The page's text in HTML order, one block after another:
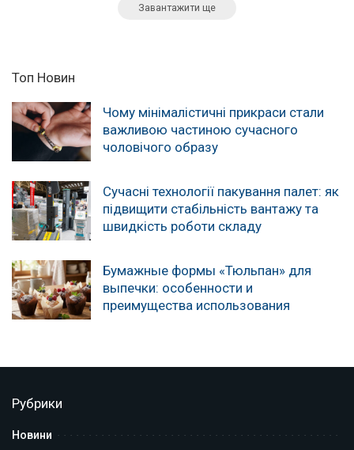
Завантажити ще
Топ Новин
Чому мінімалістичні прикраси стали
важливою частиною сучасного
чоловічого образу
Сучасні технології пакування палет: як
підвищити стабільність вантажу та
швидкість роботи складу
Бумажные формы «Тюльпан» для
выпечки: особенности и
преимущества использования
Рубрики
Новини